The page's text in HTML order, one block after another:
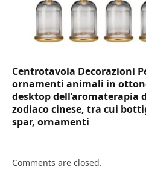
Centrotavola Decorazioni
ornamenti animali in
desktop dell’aromaterapia
zodiaco cinese, tra cui
spar, ornamenti
Comments are closed.